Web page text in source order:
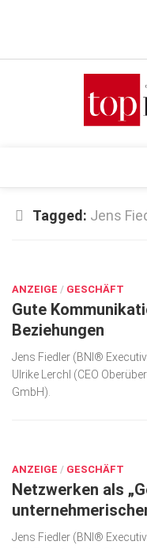
Verkaufsstellen
Top
Geschäft
gesund & schön
Gesellschaft
Kunst & Kultur
Podcast
Top Branchen
Tagged: Jens
ANZEIGE / GESCHÄFT
Gute
Beziehungen
Jens Fiedler (BNI®
Ulrike Lerchl (CEO
GmbH).
ANZEIGE / GESCHÄFT
Netzwerken als
Jens Fiedler (BNI®